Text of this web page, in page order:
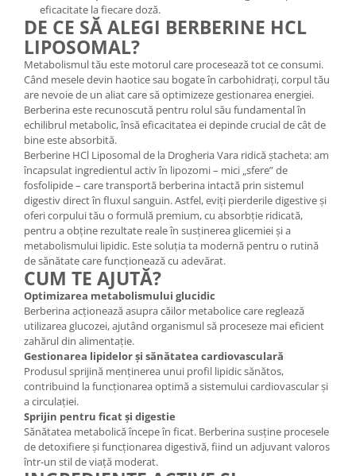
eficacitate la fiecare doză.
DE CE SĂ ALEGI BERBERINE HCL
LIPOSOMAL?
Metabolismul tău este motorul care procesează tot ce consumi.
Când mesele devin haotice sau bogate în carbohidrați, corpul tău
are nevoie de un aliat care să optimizeze gestionarea energiei.
Berberina este recunoscută pentru rolul său fundamental în
echilibrul metabolic, însă eficacitatea ei depinde crucial de cât de
bine este absorbită.
Berberine HCl Liposomal de la Drogheria Vara ridică ștacheta: am
încapsulat ingredientul activ în lipozomi – mici „sfere” de
fosfolipide – care transportă berberina intactă prin sistemul
digestiv direct în fluxul sanguin. Astfel, eviți pierderile digestive și
oferi corpului tău o formulă premium, cu absorbție ridicată,
pentru a obține rezultate reale în susținerea glicemiei și a
metabolismului lipidic. Este soluția ta modernă pentru o rutină
de sănătate care funcționează cu adevărat.
CUM TE AJUTĂ?
Optimizarea metabolismului glucidic
Berberina acționează asupra căilor metabolice care reglează
utilizarea glucozei, ajutând organismul să proceseze mai eficient
zahărul din alimentație.
Gestionarea lipidelor și sănătatea cardiovasculară
Produsul sprijină menținerea unui profil lipidic sănătos,
contribuind la funcționarea optimă a sistemului cardiovascular și
a circulației.
Sprijin pentru ficat și digestie
Sănătatea metabolică începe în ficat. Berberina susține procesele
de detoxifiere și funcționarea digestivă, fiind un adjuvant valoros
într-un stil de viață moderat.